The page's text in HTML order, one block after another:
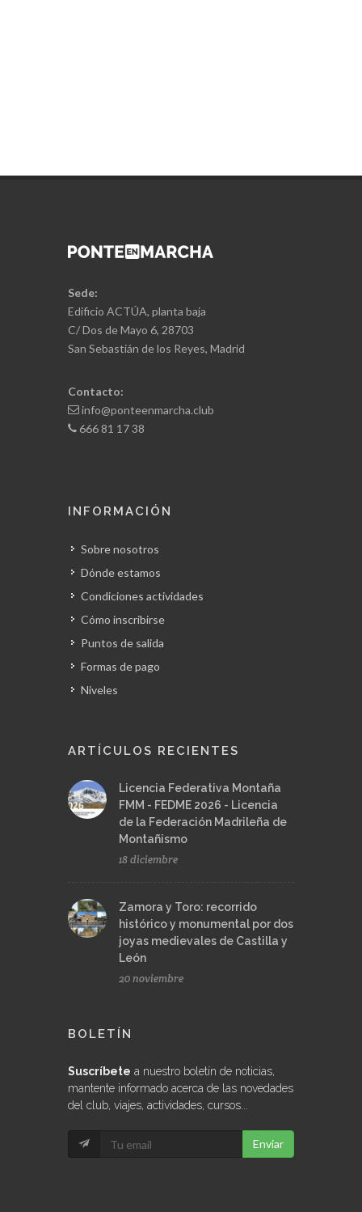
Sede:
Edificio ACTÚA, planta baja
C/ Dos de Mayo 6, 28703
San Sebastián de los Reyes, Madrid
Contacto:
info@ponteenmarcha.club
666 81 17 38
INFORMACIÓN
Sobre nosotros
Dónde estamos
Condiciones actividades
Cómo inscribirse
Puntos de salida
Formas de pago
Niveles
ARTÍCULOS RECIENTES
Licencia Federativa Montaña
FMM - FEDME 2026 - Licencia
de la Federación Madrileña de
Montañismo
18 diciembre
Zamora y Toro: recorrido
histórico y monumental por dos
joyas medievales de Castilla y
León
20 noviembre
BOLETÍN
Suscríbete a nuestro boletín de noticias,
mantente informado acerca de las novedades
del club, viajes, actividades, cursos...
Enviar